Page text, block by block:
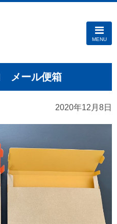
MENU
メール便箱
2020年12月8日